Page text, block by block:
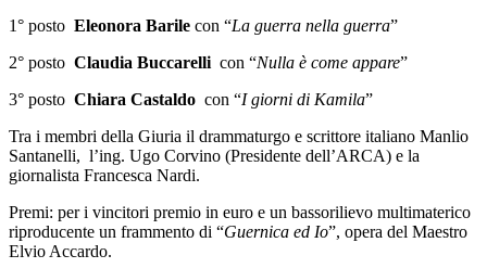
1° posto Eleonora Barile con “La guerra nella guerra”
2° posto Claudia Buccarelli con “Nulla è come appare”
3° posto Chiara Castaldo con “I giorni di Kamila”
Tra i membri della Giuria il drammaturgo e scrittore italiano Manlio
Santanelli, l’ing. Ugo Corvino (Presidente dell’ARCA) e la
giornalista Francesca Nardi.
Premi: per i vincitori premio in euro e un bassorilievo multimaterico
riproducente un frammento di “Guernica ed Io”, opera del Maestro
Elvio Accardo.